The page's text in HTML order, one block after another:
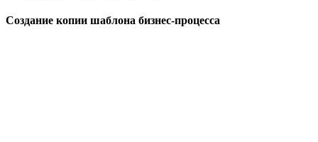
Создание копии шаблона бизнес-процесса